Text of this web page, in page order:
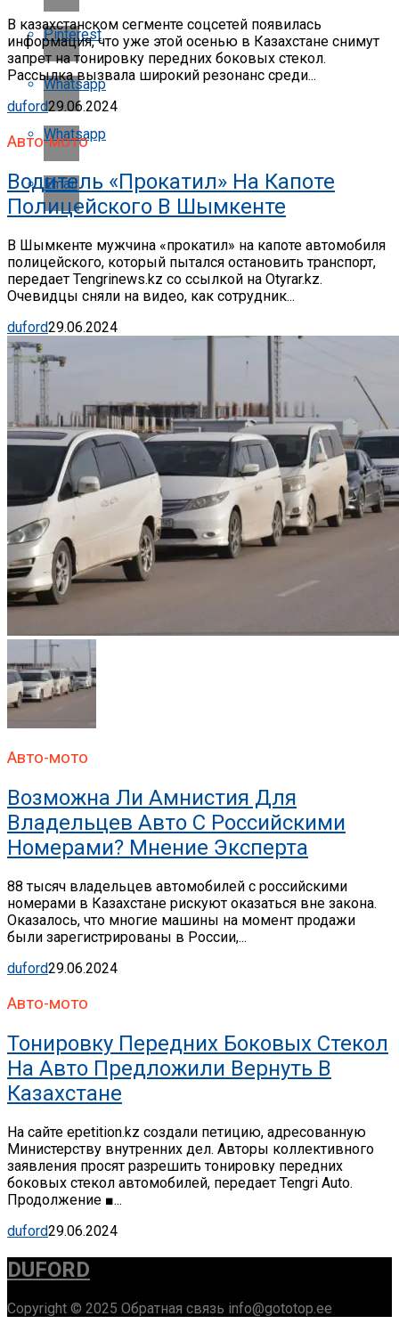
Pinterest
Whatsapp
Whatsapp
Email
В казахстанском сегменте соцсетей появилась
информация, что уже этой осенью в Казахстане снимут
запрет на тонировку передних боковых стекол.
Рассылка вызвала широкий резонанс среди...
duford29.06.2024
Авто-мото
Водитель «прокатил» На Капоте
Полицейского В Шымкенте
В Шымкенте мужчина «прокатил» на капоте автомобиля
полицейского, который пытался остановить транспорт,
передает Tengrinews.kz со ссылкой на Otyrar.kz.
Очевидцы сняли на видео, как сотрудник...
duford29.06.2024
Авто-мото
Возможна Ли Амнистия Для
Владельцев Авто С Российскими
Номерами? Мнение Эксперта
88 тысяч владельцев автомобилей с российскими
номерами в Казахстане рискуют оказаться вне закона.
Оказалось, что многие машины на момент продажи
были зарегистрированы в России,...
duford29.06.2024
Авто-мото
Тонировку Передних Боковых Стекол
На Авто Предложили Вернуть В
Казахстане
На сайте epetition.kz создали петицию, адресованную
Министерству внутренних дел. Авторы коллективного
заявления просят разрешить тонировку передних
боковых стекол автомобилей, передает Tengri Auto.
Продолжение ■...
duford29.06.2024
DUFORD
Copyright © 2025 Обратная связь info@gototop.ee